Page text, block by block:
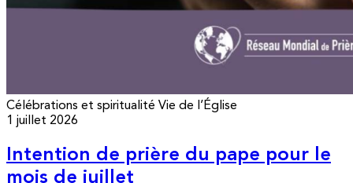
Célébrations et spiritualité Vie de l’Église
1 juillet 2026
Intention de prière du pape pour le
mois de juillet